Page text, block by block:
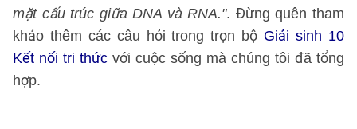
mặt cấu trúc giữa DNA và RNA.". Đừng quên tham
khảo thêm các câu hỏi trong trọn bộ Giải sinh 10
Kết nối tri thức với cuộc sống mà chúng tôi đã tổng
hợp.